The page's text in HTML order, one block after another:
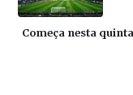
Começa nesta